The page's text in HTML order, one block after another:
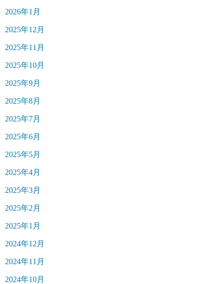
2026年1月
2025年12月
2025年11月
2025年10月
2025年9月
2025年8月
2025年7月
2025年6月
2025年5月
2025年4月
2025年3月
2025年2月
2025年1月
2024年12月
2024年11月
2024年10月